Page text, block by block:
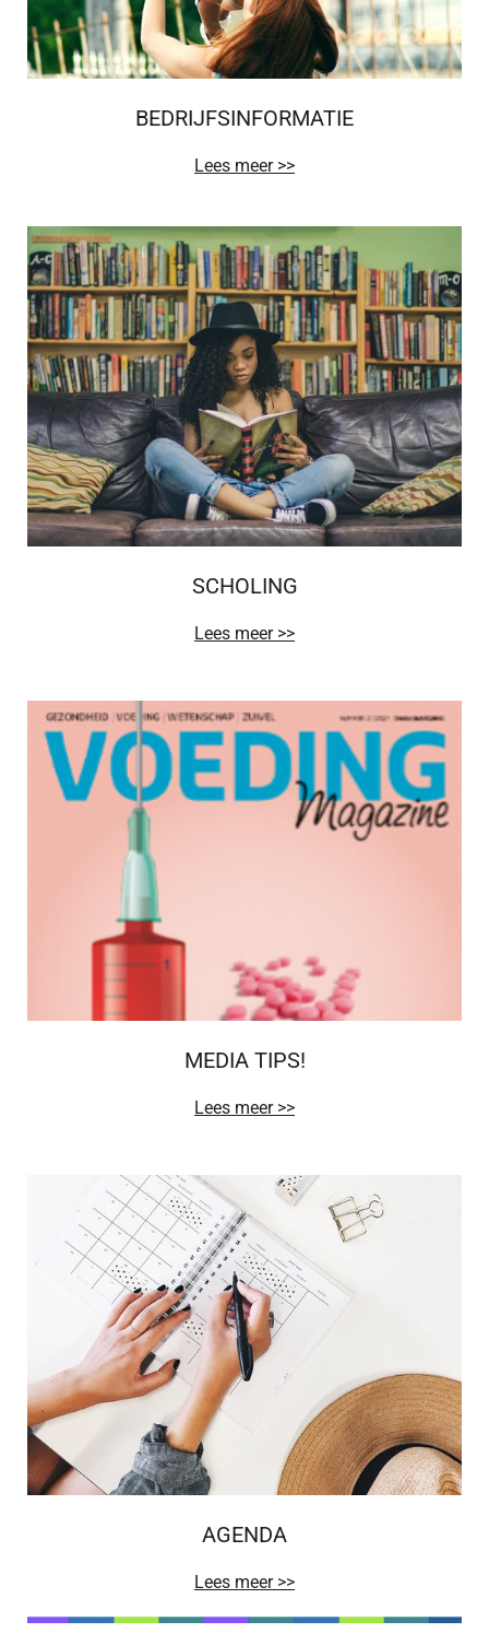
BEDRIJFSINFORMATIE
Lees meer >>
SCHOLING
Lees meer >>
MEDIA TIPS!
Lees meer >>
AGENDA
Lees meer >>